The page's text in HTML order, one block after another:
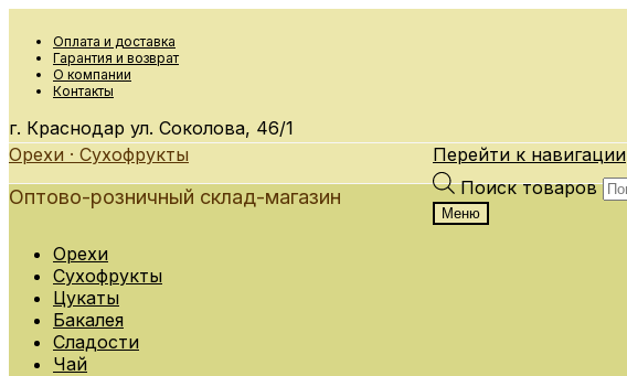
Оплата и доставка
Гарантия и возврат
О компании
Контакты
г. Краснодар ул. Соколова, 46/1
Перейти к навигации
Орехи · Сухофрукты
Оптово-розничный склад-магазин Поиск товаров
Меню
Орехи
Сухофрукты
Цукаты
Бакалея
Сладости
Чай